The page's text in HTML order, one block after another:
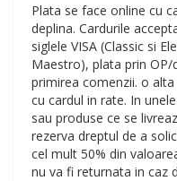
Plata se face online cu
deplina. Cardurile
siglele VISA (Classic si
Maestro), plata prin
primirea comenzii. o
cu cardul in rate. In
sau produse ce se
rezerva dreptul de a
cel mult 50% din
nu va fi returnata in caz